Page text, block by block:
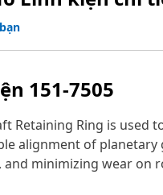
151-7505
Retaining Ring is
alignment of
and minimizing wear on